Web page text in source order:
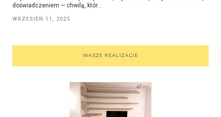
doświadczeniem — chwilą, któr...
WRZESIEŃ 11, 2025
WASZE REALIZACJE